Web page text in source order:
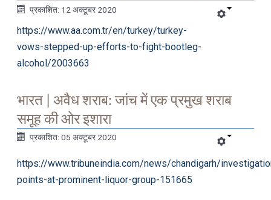
प्रकाशित: 12 अक्टूबर 2020
https://www.aa.com.tr/en/turkey/turkey-
vows-stepped-up-efforts-to-fight-bootleg-
alcohol/2003663
भारत | अवैध शराब: जांच में एक प्रमुख शराब
समूह की ओर इशारा
प्रकाशित: 05 अक्टूबर 2020
https://www.tribuneindia.com/news/chandigarh/
points-at-prominent-liquor-group-151665